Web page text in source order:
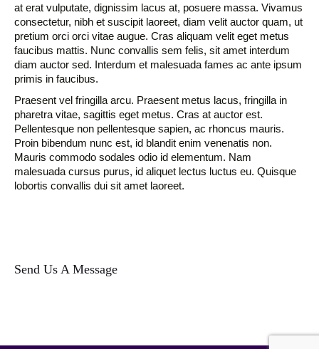
at erat vulputate, dignissim lacus at, posuere massa. Vivamus
consectetur, nibh et suscipit laoreet, diam velit auctor quam, ut
pretium orci orci vitae augue. Cras aliquam velit eget metus
faucibus mattis. Nunc convallis sem felis, sit amet interdum
diam auctor sed. Interdum et malesuada fames ac ante ipsum
primis in faucibus.
Praesent vel fringilla arcu. Praesent metus lacus, fringilla in
pharetra vitae, sagittis eget metus. Cras at auctor est.
Pellentesque non pellentesque sapien, ac rhoncus mauris.
Proin bibendum nunc est, id blandit enim venenatis non.
Mauris commodo sodales odio id elementum. Nam
malesuada cursus purus, id aliquet lectus luctus eu. Quisque
lobortis convallis dui sit amet laoreet.
Send Us A Message